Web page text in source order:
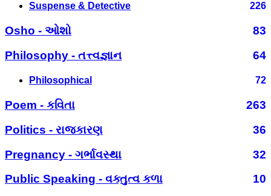
Suspense & Detective 226
Osho - ઓશો
83
Philosophy - તત્ત્વજ્ઞાન
64
Philosophical 72
Poem - કવિતા
263
Politics - રાજકારણ
36
Pregnancy - ગર્ભાવસ્થા
32
Public Speaking - વક્તુત્વ કળા
10